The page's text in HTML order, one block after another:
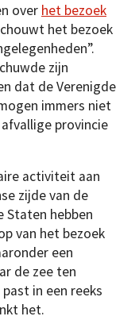
over het bezoek
het bezoek
zijn
dat de Verenigde
immers niet
provincie
activiteit aan
zijde van de
Staten hebben
van het bezoek
een
de zee ten
in een reeks
het.